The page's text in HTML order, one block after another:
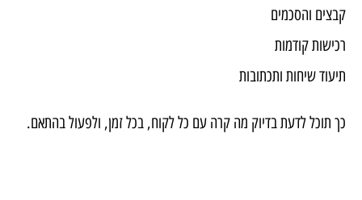
קבצים והסכמים
רכישות קודמות
תיעוד שיחות ותכתובות
כך תוכל לדעת בדיוק מה קרה עם כל לקוח, בכל זמן, ולפעול בהתאם.